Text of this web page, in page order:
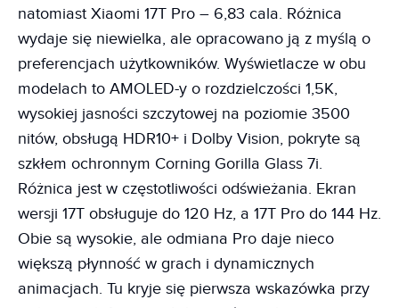
natomiast Xiaomi 17T Pro – 6,83 cala. Różnica
wydaje się niewielka, ale opracowano ją z myślą o
preferencjach użytkowników. Wyświetlacze w obu
modelach to AMOLED-y o rozdzielczości 1,5K,
wysokiej jasności szczytowej na poziomie 3500
nitów, obsługą HDR10+ i Dolby Vision, pokryte są
szkłem ochronnym Corning Gorilla Glass 7i.
Różnica jest w częstotliwości odświeżania. Ekran
wersji 17T obsługuje do 120 Hz, a 17T Pro do 144 Hz.
Obie są wysokie, ale odmiana Pro daje nieco
większą płynność w grach i dynamicznych
animacjach. Tu kryje się pierwsza wskazówka przy